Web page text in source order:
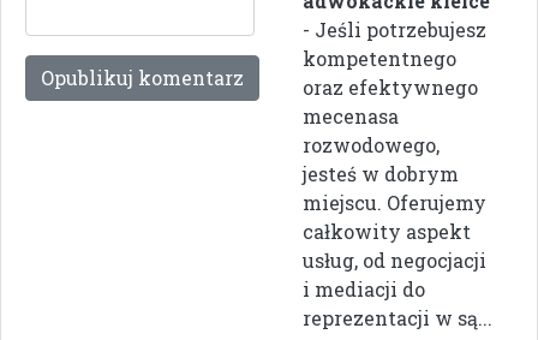
- Jeśli potrzebujesz
kompetentnego
oraz efektywnego
mecenasa
rozwodowego,
jesteś w dobrym
miejscu. Oferujemy
całkowity aspekt
usług, od negocjacji
i mediacji do
reprezentacji w są...